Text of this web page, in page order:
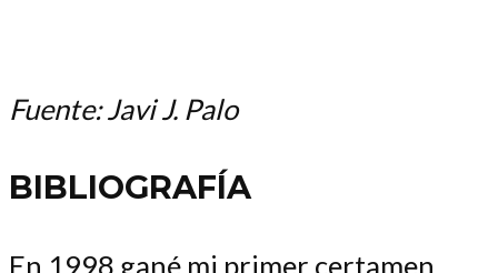
Fuente: Javi J. Palo
BIBLIOGRAFÍA
En 1998 gané mi primer certamen